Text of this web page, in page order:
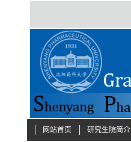
网站首页 研究生院简介